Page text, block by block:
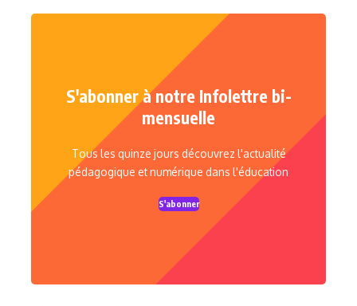
S'abonner à notre Infolettre bi-
mensuelle
Tous les quinze jours découvrez l'actualité
pédagogique et numérique dans l'éducation
S'abonner